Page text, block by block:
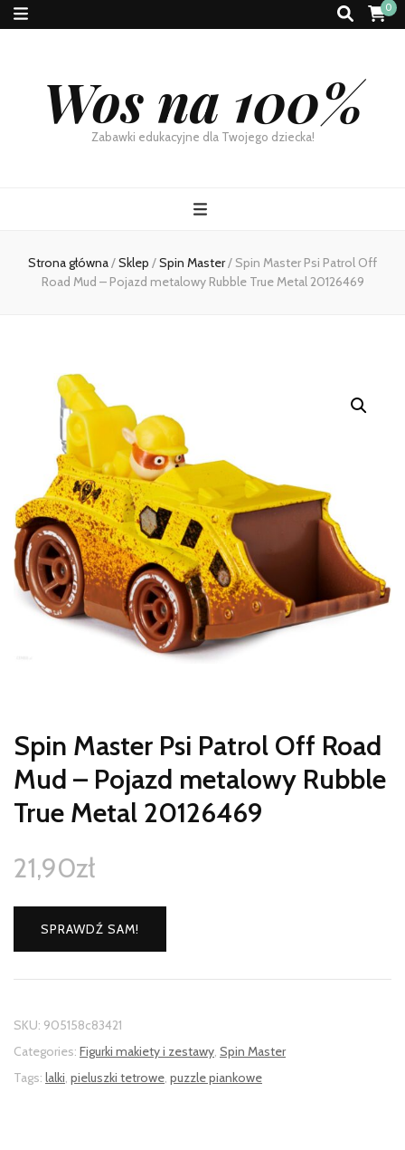
0
Wos na 100%
Zabawki edukacyjne dla Twojego dziecka!
Strona główna/Sklep /Spin Master/ Spin Master Psi Patrol Off
Road Mud – Pojazd metalowy Rubble True Metal 20126469
Spin Master Psi Patrol Off Road
Mud – Pojazd metalowy Rubble
True Metal 20126469
21,90zł
SPRAWDŹ SAM!
SKU: 905158c83421
Categories: Figurki makiety i zestawy Spin Master
Tags: lalki pieluszki tetrowe puzzle piankowe